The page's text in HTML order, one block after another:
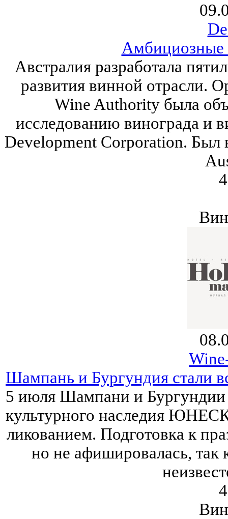
Амбициозные
Австралия разработала
развития винной отрасли.
Wine Authority была
исследованию винограда и
Development Corporation. Был
Шампань и Бургундия стали
5 июля Шампани и Бургундии
культурного наследия
ликованием. Подготовка к
но не афишировалась, так